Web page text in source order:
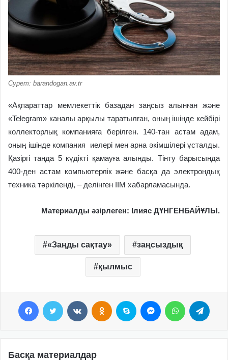
Сурет: barandogan.av.tr
«Ақпараттар мемлекеттік базадан заңсыз алынған және
«Telegram» каналы арқылы таратылған, оның ішінде кейбірі
коллекторлық компанияға берілген. 140-тан астам адам,
оның ішінде компания
иелері мен арна әкімшілері ұсталды.
Қазіргі таңда 5 күдікті қамауға алынды. Тінту барысында
400-ден астам компьютерлік және басқа да электрондық
техника тәркіленді, – делінген ІІМ хабарламасында.
Материалды әзірлеген: Ілияс ДҮНГЕНБАЙҰЛЫ.
«Заңды сақтау» заңсыздық
қылмыс
Басқа материалдар